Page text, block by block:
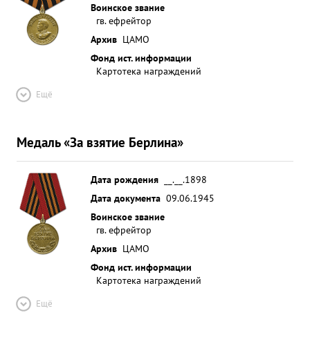
Воинское звание
гв. ефрейтор
Архив ЦАМО
Фонд ист. информации
Картотека награждений
Ещё
Медаль «За взятие Берлина»
Дата рождения
__.__.1898
Дата документа 09.06.1945
Воинское звание
гв. ефрейтор
Архив ЦАМО
Фонд ист. информации
Картотека награждений
Ещё